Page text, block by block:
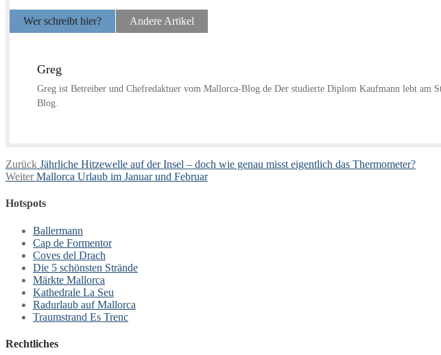
Wer schreibt hier? Andere Artikel
Greg
Greg ist Betreiber und Chefredaktuer vom Mallorca-Blog.de Der studierte Diplom Kaufmann lebt
Blog.
Beitragsnavigation
Zurück Vorheriger
Beitrag:
Jährliche Hitzewelle auf der Insel – doch wie genau misst eigentlich das Thermometer?
Weiter Nächster
Mallorca Urlaub im Januar und Februar
Hotspots
Ballermann
Cap de Formentor
Coves del Drach
Die 5 schönsten Strände
Märkte Mallorca
Kathedrale La Seu
Radurlaub auf Mallorca
Traumstrand Es Trenc
Rechtliches